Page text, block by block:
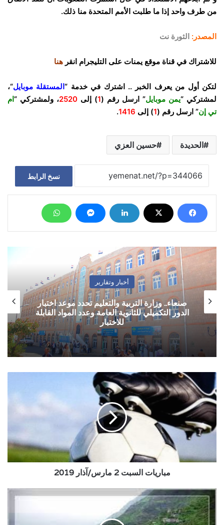
من طرف واحد إذا ما طلبت الأمم المتحدة منا ذلك.
المصدر: الثورة نت
للاشتراك في قناة موقع يمنات على التليجرام انقر هنا
لتكن أول من يعرف الخبر .. اشترك في خدمة “المستقلة موبايل“،
لمشتركي “يمن موبايل” ارسل رقم (1) إلى 2520، ولمشتركي “ام
تي إن” ارسل رقم (1) إلى 1416
.
الحديدة حسين العزي
نسخ الرابط
أخبار وتقارير
صنعاء.. وزارة التربية والتعليم تحدد موعد اختبار
الدور التكميلي للثانوية العامة وعدد المواد القابلة
للاختبار
مباريات
السبت
2
مارس/
آذار
2019
مباريات السبت 2 مارس/آذار 2019
حالة
الطقس
المتوقعة